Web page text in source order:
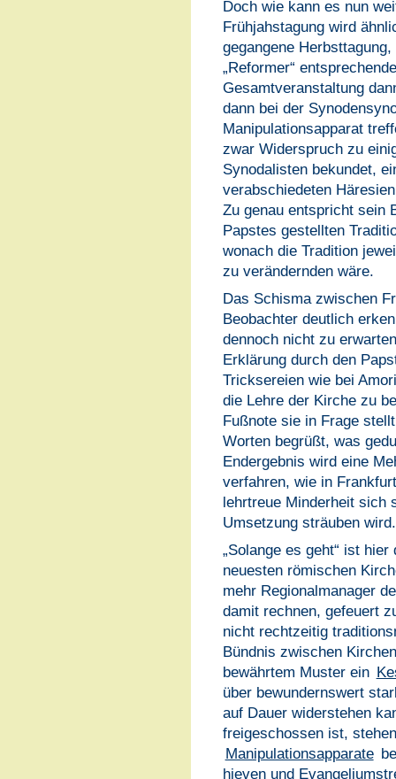
Doch wie kann es nun
Frühjahstagung wird
gegangene
„Reformer“
Gesamtveranstaltung
dann bei der
Manipulationsapparat
zwar Widerspruch zu
Synodalisten bekundet,
verabschiedeten
Zu genau entspricht sein
Papstes gestellten
wonach die Tradition
zu verändernden wäre.
Das Schisma zwischen
Beobachter deutlich
dennoch nicht zu
Erklärung durch den
Tricksereien wie bei
die Lehre der Kirche zu
Fußnote sie in Frage
Worten begrüßt, was
Endergebnis wird eine
verfahren, wie in
lehrtreue Minderheit sich
Umsetzung sträuben wird.
„Solange es geht“ ist
neuesten römischen
mehr Regionalmanager
damit rechnen, gefeuert
nicht rechtzeitig
Bündnis zwischen
bewährtem Muster ein
über bewundernswert
auf Dauer widerstehen
freigeschossen ist,
Manipulationsapparate
hieven und